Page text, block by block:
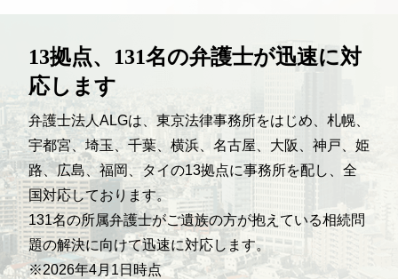
13拠点、131名の弁護士が迅速に対
応します
弁護士法人ALGは、 東京法律事務所をはじめ、札幌、
宇都宮、埼玉、千葉、横浜、名古屋、大阪、神戸、姫
路、広島、福岡、タイの13拠点に事務所を配し、全
国対応しております。
131名の所属弁護士がご遺族の方が抱えている相続問
題の解決に向けて迅速に対応します。
※2026年4月1日時点